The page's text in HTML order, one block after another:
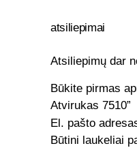
atsiliepimai
Atsiliepimų dar
Būkite pirmas
Atvirukas 7510”
El. pašto
Būtini laukeliai